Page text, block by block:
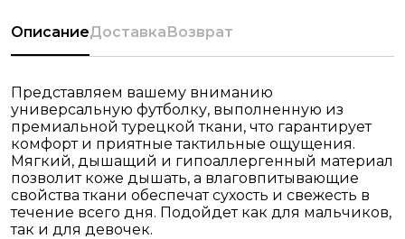
ОписаниеДоставкаВозврат
Представляем вашему вниманию
универсальную футболку, выполненную из
премиальной турецкой ткани, что гарантирует
комфорт и приятные тактильные ощущения.
Мягкий, дышащий и гипоаллергенный материал
позволит коже дышать, а влаговпитывающие
свойства ткани обеспечат сухость и свежесть в
течение всего дня. Подойдет как для мальчиков,
так и для девочек.